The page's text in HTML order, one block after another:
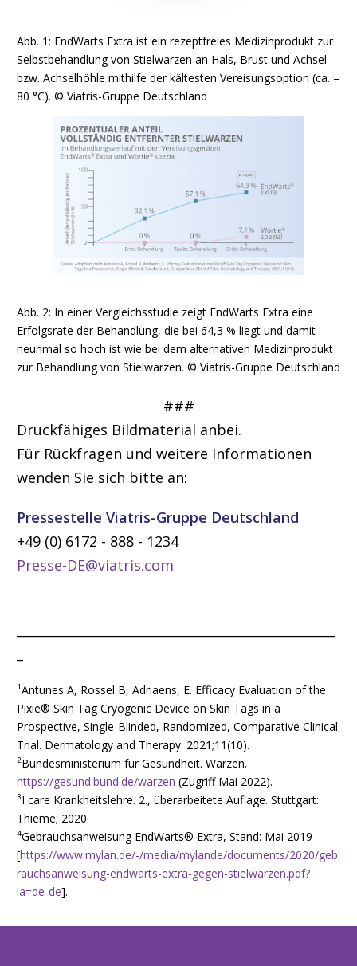
Abb. 1: EndWarts Extra ist ein rezeptfreies Medizinprodukt zur
Selbstbehandlung von Stielwarzen an Hals, Brust und Achsel
bzw. Achselhöhle mithilfe der kältesten Vereisungsoption (ca. –
80 °C). © Viatris-Gruppe Deutschland
Abb. 2: In einer Vergleichsstudie zeigt EndWarts Extra eine
Erfolgsrate der Behandlung, die bei 64,3 % liegt und damit
neunmal so hoch ist wie bei dem alternativen Medizinprodukt
zur Behandlung von Stielwarzen. © Viatris-Gruppe Deutschland
###
Druckfähiges Bildmaterial anbei.
Für Rückfragen und weitere Informationen
wenden Sie sich bitte an:
Pressestelle Viatris-Gruppe Deutschland
+49 (0) 6172 - 888 - 1234
Presse-DE@viatris.com
1Antunes A, Rossel B, Adriaens, E. Efficacy Evaluation of the
Pixie® Skin Tag Cryogenic Device on Skin Tags in a
Prospective, Single-Blinded, Randomized, Comparative Clinical
Trial. Dermatology and Therapy. 2021;11(10).
2Bundesministerium für Gesundheit. Warzen.
https://gesund.bund.de/warzen (Zugriff Mai 2022).
3I care Krankheitslehre. 2., überarbeitete Auflage. Stuttgart:
Thieme; 2020.
4Gebrauchsanweisung EndWarts® Extra, Stand: Mai 2019
[https://www.mylan.de/-/media/mylande/documents/2020/geb
rauchsanweisung-endwarts-extra-gegen-stielwarzen.pdf?
la=de-de].